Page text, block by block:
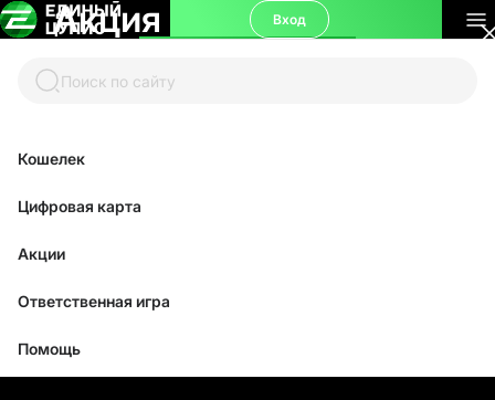
Поиск по сайту
Кошелек
Цифровая карта
Акции
Ответственная игра
Помощь
Вход
Акция
«7 000 000 для